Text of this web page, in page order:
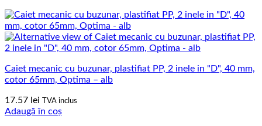
Caiet mecanic cu buzunar, plastifiat PP, 2 inele in "D", 40 mm,
cotor 65mm, Optima – alb
17.57 lei TVA inclus
Adaugă în coș